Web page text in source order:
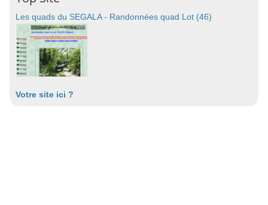
Les quads du SEGALA - Randonnées quad Lot (46)
Votre site ici ?